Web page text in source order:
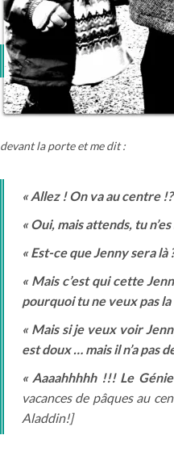
devant la porte et me dit :
« Allez ! On va au centre
« Oui, mais attends, tu
« Est-ce que Jenny sera
« Mais c’est qui cette
pourquoi tu ne veux pas la
« Mais si je veux voir
est doux … mais il n’a pas
« Aaaahhhhh !!! Le
vacances de pâques au
Aladdin!]